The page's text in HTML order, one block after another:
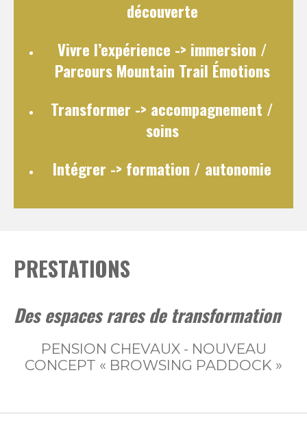
découverte
Vivre l’expérience -> immersion /
Parcours Mountain Trail Émotions
Transformer -> accompagnement /
soins
Intégrer -> formation / autonomie
PRESTATIONS
Des espaces rares de transformation
PENSION CHEVAUX - NOUVEAU
CONCEPT « BROWSING PADDOCK »